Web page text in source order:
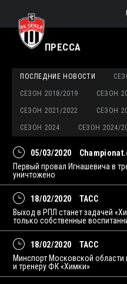
ПРЕССА
ПОСЛЕДНИЕ НОВОСТИ
СЕЗОН 2018/2019 СЕЗОН
СЕЗОН 2021/2022 СЕЗОН
СЕЗОН 2024 СЕЗОН 2024/
05/03/2020
Первый провал Игнашевича в
уничтожено
18/02/2020
ТАСС
Выход в РПЛ станет задачей
только собственные
18/02/2020
ТАСС
Минспорт Московской области
и тренеру ФК «Химки»